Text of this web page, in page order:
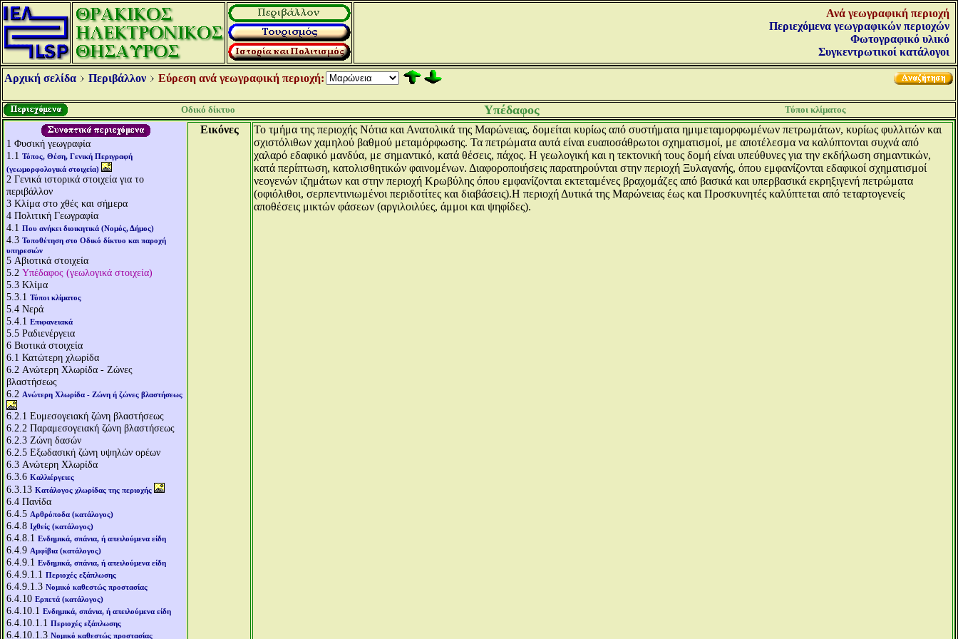
Ανά γεωγραφική περιοχή
Περιεχόμενα γεωγραφικών περιοχών
Φωτογραφικό υλικό
Συγκεντρωτικοί κατάλογοι
Αρχική σελίδα Περιβάλλον Εύρεση ανά γεωγραφική περιοχή:
Οδικό δίκτυο Υπέδαφος Τύποι κλίματος
1 Φυσική γεωγραφία
1.1 Τόπος, Θέση, Γενική Περιγραφή
(γεωμορφολογικά στοιχεία)
2 Γενικά ιστορικά στοιχεία για το
περιβάλλον
3 Κλίμα στο χθές και σήμερα
4 Πολιτική Γεωγραφία
4.1 Που ανήκει διοικητικά (Νομός, Δήμος)
4.3 Τοποθέτηση στο Οδικό δίκτυο και παροχή
υπηρεσιών
5 Αβιοτικά στοιχεία
5.2 Υπέδαφος (γεωλογικά στοιχεία)
5.3 Κλίμα
5.3.1 Τύποι κλίματος
5.4 Νερά
5.4.1 Επιφανειακά
5.5 Ραδιενέργεια
6 Βιοτικά στοιχεία
6.1 Κατώτερη χλωρίδα
6.2 Aνώτερη Χλωρίδα - Ζώνες
βλαστήσεως
6.2 Aνώτερη Χλωρίδα - Ζώνη ή ζώνες βλαστήσεως
6.2.1 Ευμεσογειακή ζώνη βλαστήσεως
6.2.2 Παραμεσογειακή ζώνη βλαστήσεως
6.2.3 Ζώνη δασών
6.2.5 Εξωδασική ζώνη υψηλών ορέων
6.3 Aνώτερη Χλωρίδα
6.3.6 Καλλιέργειες
6.3.13 Κατάλογος χλωρίδας της περιοχής
6.4 Πανίδα
6.4.5 Αρθρόποδα (κατάλογος)
6.4.8 Ιχθείς (κατάλογος)
6.4.8.1 Ενδημικά, σπάνια, ή απειλούμενα είδη
6.4.9 Αμφίβια (κατάλογος)
6.4.9.1 Ενδημικά, σπάνια, ή απειλούμενα είδη
6.4.9.1.1 Περιοχές εξάπλωσης
6.4.9.1.3 Νομικό καθεστώς προστασίας
6.4.10 Ερπετά (κατάλογος)
6.4.10.1 Ενδημικά, σπάνια, ή απειλούμενα είδη
6.4.10.1.1 Περιοχές εξάπλωσης
6.4.10.1.3 Νομικό καθεστώς προστασίας
Εικόνες
Το τμήμα της περιοχής Νότια και Ανατολικά της Μαρώνειας, δομείται κυρίως από συστήματα ημιμεταμορφωμένων πετρωμάτων, κυρίως φυλλιτών και
σχιστόλιθων χαμηλού βαθμού μεταμόρφωσης. Τα πετρώματα αυτά είναι ευαποσάθρωτοι σχηματισμοί, με αποτέλεσμα να καλύπτονται συχνά από
χαλαρό εδαφικό μανδύα, με σημαντικό, κατά θέσεις, πάχος. Η γεωλογική και η τεκτονική τους δομή είναι υπεύθυνες για την εκδήλωση σημαντικών,
κατά περίπτωση, κατολισθητικών φαινομένων. Διαφοροποιήσεις παρατηρούνται στην περιοχή Ξυλαγανής, όπου εμφανίζονται εδαφικοί σχηματισμοί
νεογενών ιζημάτων και στην περιοχή Κρωβύλης όπου εμφανίζονται εκτεταμένες βραχομάζες από βασικά και υπερβασικά εκρηξιγενή πετρώματα
(οφιόλιθοι, σερπεντινιωμένοι περιδοτίτες και διαβάσεις).Η περιοχή Δυτικά της Μαρώνειας έως και Προσκυνητές καλύπτεται από τεταρτογενείς
αποθέσεις μικτών φάσεων (αργιλοιλύες, άμμοι και ψηφίδες).